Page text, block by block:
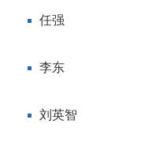
任强
李东
刘英智